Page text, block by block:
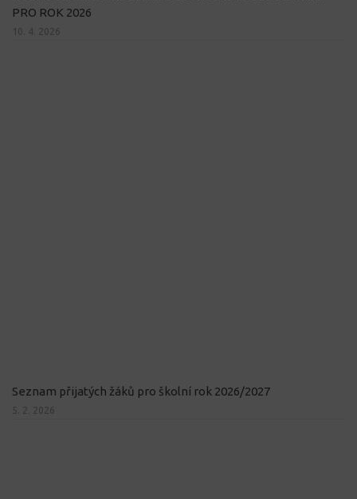
PRO ROK 2026
10. 4. 2026
Seznam přijatých žáků pro školní rok 2026/2027
5. 2. 2026